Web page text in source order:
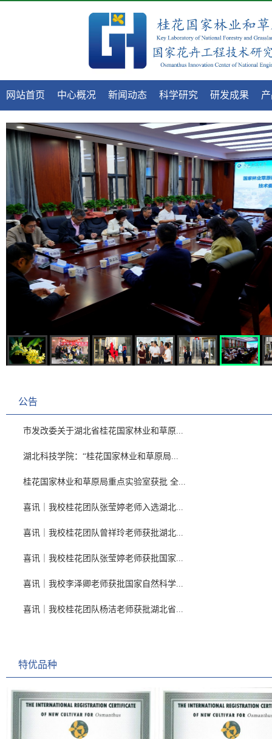
网站首页 中心概况 新闻动态 科学研究 研发成果
公告
市发改委关于湖北省桂花国家林业和草原...
湖北科技学院：“桂花国家林业和草原局...
桂花国家林业和草原局重点实验室获批 全...
喜讯｜我校桂花团队张莹婷老师入选湖北...
喜讯｜我校桂花团队曾祥玲老师获批湖北...
喜讯｜我校桂花团队张莹婷老师获批国家...
喜讯｜我校李泽卿老师获批国家自然科学...
喜讯｜我校桂花团队杨洁老师获批湖北省...
特优品种